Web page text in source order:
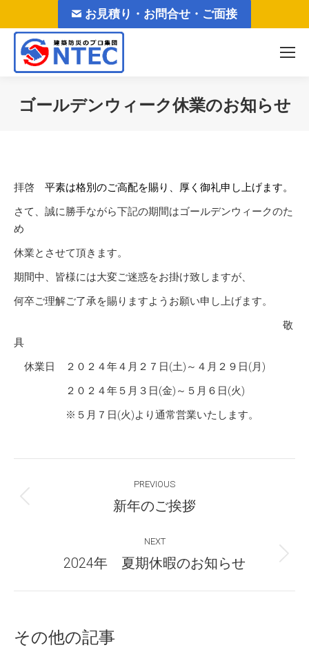
お見積り・お問合せ・ご面接
ゴールデンウィーク休業のお知らせ
拝啓 平素は格別のご高配を賜り、厚く御礼申し上げます。
さて、誠に勝手ながら下記の期間はゴールデンウィークのた
め
休業とさせて頂きます。
期間中、皆様には大変ご迷惑をお掛け致しますが、
何卒ご理解ご了承を賜りますようお願い申し上げます。
敬
具
休業日 ２０２４年４月２７日(土)～４月２９日(月)
２０２４年５月３日(金)～５月６日(火)
※５月７日(火)より通常営業いたします。
navigation
PREVIOUS
Previous
新年のご挨拶
NEXT
Next
2024年 夏期休暇のお知らせ
その他の記事